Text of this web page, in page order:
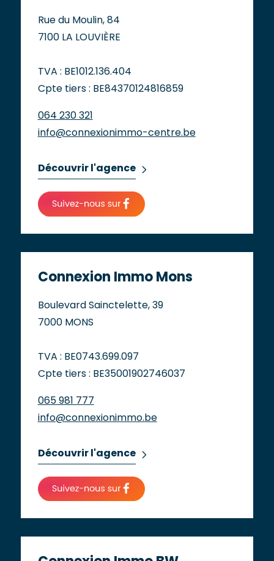
Rue du Moulin, 84
7100 LA LOUVIÈRE
TVA : BE1012.136.404
Cpte tiers : BE84370124816859
064 230 321
info@connexionimmo-centre.be
Découvrir l'agence
Connexion Immo Mons
Boulevard Sainctelette, 39
7000 MONS
TVA : BE0743.699.097
Cpte tiers : BE35001902746037
065 981 777
info@connexionimmo.be
Découvrir l'agence